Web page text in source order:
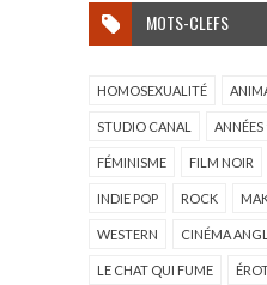
MOTS-CLEFS
HOMOSEXUALITÉ
STUDIO CANAL ANNÉES
FÉMINISME FILM NOIR
INDIE POP ROCK
WESTERN CINÉMA
LE CHAT QUI FUME